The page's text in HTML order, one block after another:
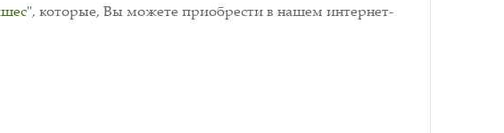
", которые, Вы можете приобрести в нашем интернет-